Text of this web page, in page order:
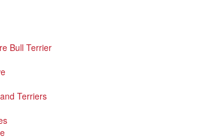
Bull Terrier
Terriers